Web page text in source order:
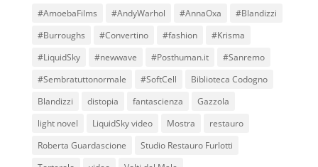
#AmoebaFilms #AndyWarhol #AnnaOxa
#Blandizzi
#Burroughs
#Convertino #fashion
#Krisma
#LiquidSky
#newwave #Posthuman.it
#Sanremo
#Sembratuttonormale
#SoftCell
Biblioteca Codogno
Blandizzi
distopia fantascienza
Gazzola
light novel
LiquidSky video Mostra
restauro
Roberta Guardascione
Studio Restauro Furlotti